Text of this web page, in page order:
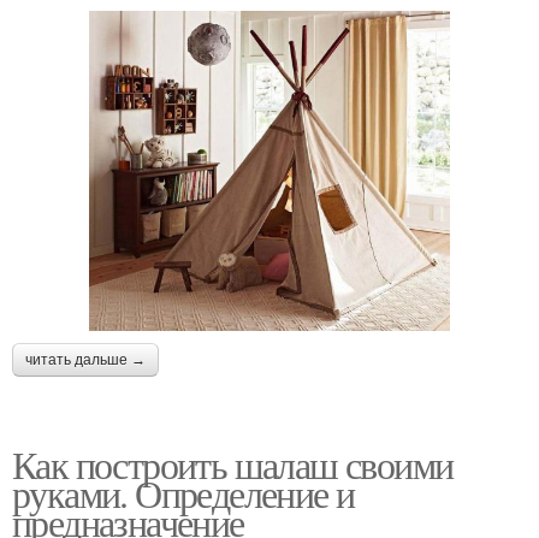
читать дальше →
Как построить шалаш своими
руками. Определение и
предназначение